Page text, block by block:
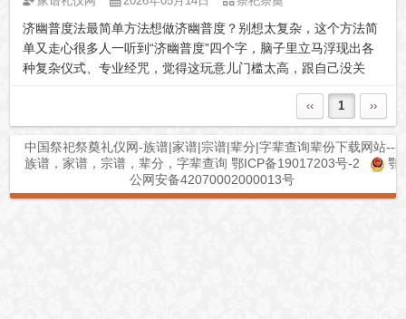
济幽普度法最简单方法想做济幽普度？别想太复杂，这个方法简
单又走心很多人一听到“济幽普度”四个字，脑子里立马浮现出各
种复杂仪式、专业经咒，觉得这玩意儿门槛太高，跟自己没关
一颗真诚的慈悲心，给那些幽冥众生送点温暖，帮他们离苦得
乐。你不需要是高僧大...
‹‹ 1 ››
中国祭祀祭奠礼仪网-族谱|家谱|宗谱|辈分|字辈查询辈份下载网站---
族谱，家谱，宗谱，辈分，字辈查询 鄂ICP备19017203号-2
鄂
公网安备42070002000013号